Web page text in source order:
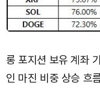
롱 포지션 보유 계좌
인 마진 비중 상승 흐